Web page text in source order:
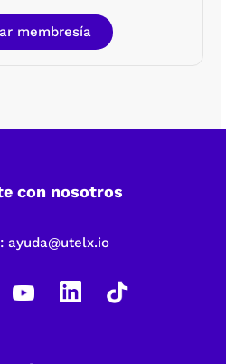
membresía
con nosotros
ayuda@utelx.io